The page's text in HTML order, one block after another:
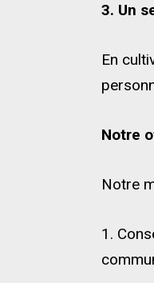
3. Un
En
Notre
Notre
1.